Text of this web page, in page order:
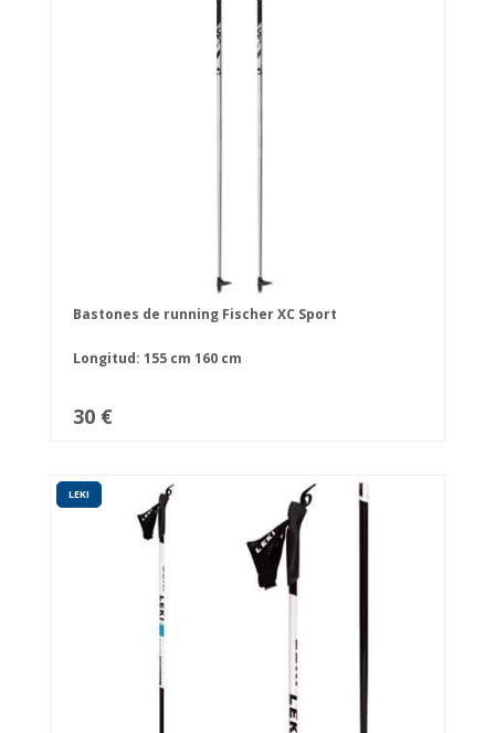
Bastones de running Fischer XC Sport
Longitud: 155 cm 160 cm
30 €
LEKI